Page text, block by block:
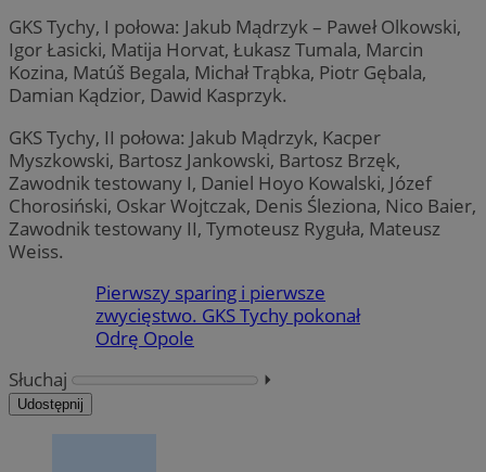
GKS Tychy, I połowa: Jakub Mądrzyk – Paweł Olkowski,
Igor Łasicki, Matija Horvat, Łukasz Tumala, Marcin
Kozina, Matúš Begala, Michał Trąbka, Piotr Gębala,
Damian Kądzior, Dawid Kasprzyk.
GKS Tychy, II połowa: Jakub Mądrzyk, Kacper
Myszkowski, Bartosz Jankowski, Bartosz Brzęk,
Zawodnik testowany I, Daniel Hoyo Kowalski, Józef
Chorosiński, Oskar Wojtczak, Denis Śleziona, Nico Baier,
Zawodnik testowany II, Tymoteusz Ryguła, Mateusz
Weiss.
Pierwszy sparing i pierwsze
zwycięstwo. GKS Tychy pokonał
Odrę Opole
Słuchaj
⏵︎
Udostępnij